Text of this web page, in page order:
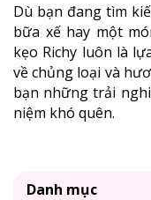
Dù bạn đang tìm
bữa xế hay một
kẹo Richy luôn là
về chủng loại và
bạn những trải
niệm khó quên.
Danh mục